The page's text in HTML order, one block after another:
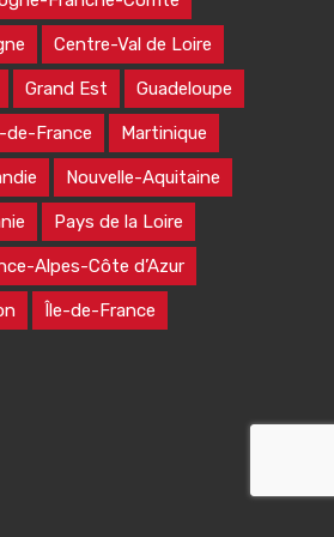
Centre-Val de Loire
Grand Est Guadeloupe
de-France Martinique
Nouvelle-Aquitaine
Pays de la Loire
Alpes-Côte d’Azur
Île-de-France